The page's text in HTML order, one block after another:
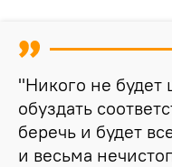
"Никого не будет
обуздать
беречь и будет
и весьма